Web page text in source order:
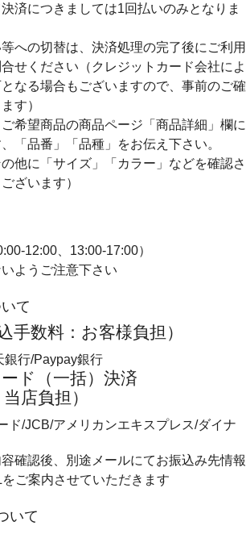
済につきましては1回払いのみとなりま
への切替は、決済処理の完了後にご利用
せください（クレジットカード会社によ
なる場合もございますので、事前のご確
す）
希望商品の商品ページ「商品詳細」欄に
「品番」「品種」
をお伝え下さい。
の他に「サイズ」「カラー」などを確認さ
ざいます）
12:00、13:00-17:00）
ようご注意下さい
て
手数料：お客様負担）
ド（一括）決済
店負担）
確認後、別途メールにてお振込み先情報
ご案内させていただきます
いて